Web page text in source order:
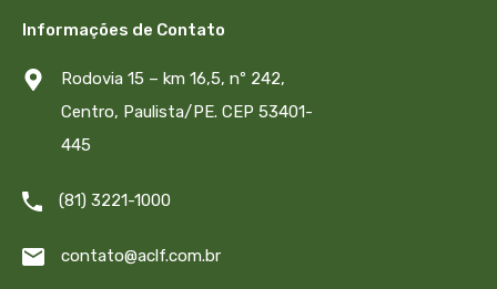
Informações de Contato
Rodovia 15 – km 16,5, nº 242,
Centro, Paulista/PE. CEP 53401-
445
(81) 3221-1000
contato@aclf.com.br